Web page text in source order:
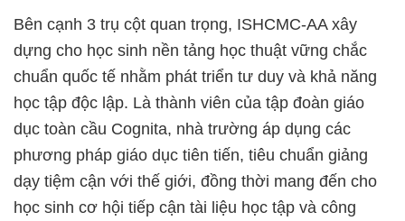
Bên cạnh 3 trụ cột quan trọng, ISHCMC-AA xây
dựng cho học sinh nền tảng học thuật vững chắc
chuẩn quốc tế nhằm phát triển tư duy và khả năng
học tập độc lập. Là thành viên của tập đoàn giáo
dục toàn cầu Cognita, nhà trường áp dụng các
phương pháp giáo dục tiên tiến, tiêu chuẩn giảng
dạy tiệm cận với thế giới, đồng thời mang đến cho
học sinh cơ hội tiếp cận tài liệu học tập và công